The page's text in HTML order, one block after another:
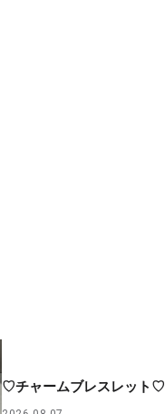
♡チャームブレスレット♡